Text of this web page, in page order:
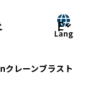
クレーンブラスト